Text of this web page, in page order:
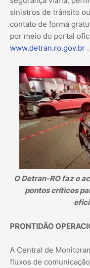
sinistros de trânsito
contato de forma
por meio do portal
www.detran.ro.gov.br .
O Detran-RO faz o
pontos críticos
PRONTIDÃO
A Central de
fluxos de